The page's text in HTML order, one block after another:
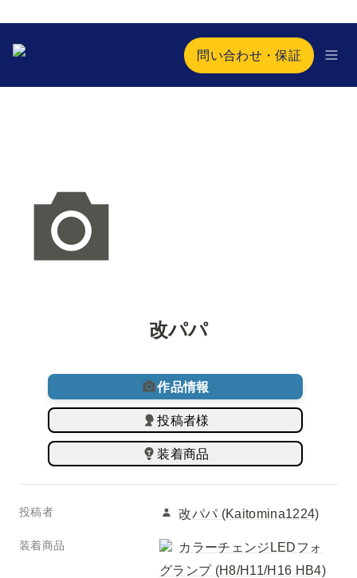
問い合わせ・保証
改パパ
作品情報
投稿者様
装着商品
投稿者 改パパ (Kaitomina1224)
装着商品
カラーチェンジLEDフォ
グランプ (H8/H11/H16 HB4)